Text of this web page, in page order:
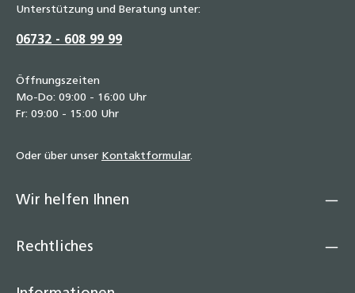
Unterstützung und Beratung unter:
06732 - 608 99 99
Öffnungszeiten
Mo-Do: 09:00 - 16:00 Uhr
Fr: 09:00 - 15:00 Uhr
Oder über unser Kontaktformular.
Wir helfen Ihnen
Rechtliches